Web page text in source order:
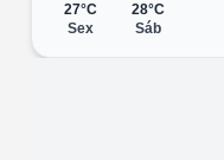
27°C
Sex
28°C
Sáb